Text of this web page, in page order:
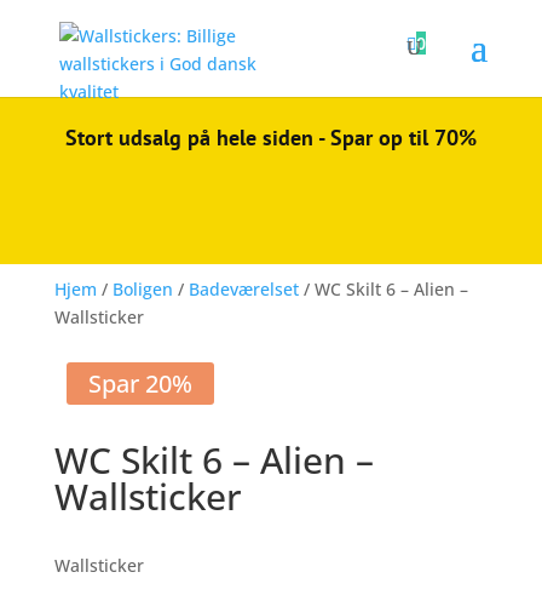
0
Stort udsalg på hele siden - Spar op til 70%
Hjem / Boligen / Badeværelset/ WC Skilt 6 – Alien –
Wallsticker
Spar 20%
WC Skilt 6 – Alien –
Wallsticker
Wallsticker